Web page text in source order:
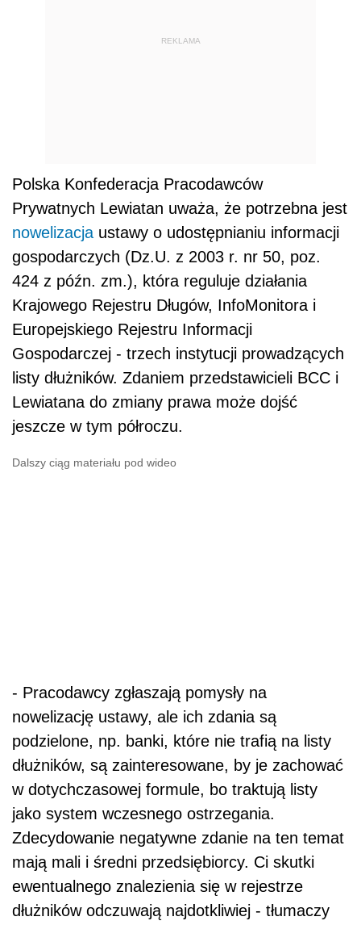
REKLAMA
Polska Konfederacja Pracodawców
Prywatnych Lewiatan uważa, że potrzebna jest
nowelizacja ustawy o udostępnianiu informacji
gospodarczych (Dz.U. z 2003 r. nr 50, poz.
424 z późn. zm.), która reguluje działania
Krajowego Rejestru Długów, InfoMonitora i
Europejskiego Rejestru Informacji
Gospodarczej - trzech instytucji prowadzących
listy dłużników. Zdaniem przedstawicieli BCC i
Lewiatana do zmiany prawa może dojść
jeszcze w tym półroczu.
Dalszy ciąg materiału pod wideo
- Pracodawcy zgłaszają pomysły na
nowelizację ustawy, ale ich zdania są
podzielone, np. banki, które nie trafią na listy
dłużników, są zainteresowane, by je zachować
w dotychczasowej formule, bo traktują listy
jako system wczesnego ostrzegania.
Zdecydowanie negatywne zdanie na ten temat
mają mali i średni przedsiębiorcy. Ci skutki
ewentualnego znalezienia się w rejestrze
dłużników odczuwają najdotkliwiej - tłumaczy